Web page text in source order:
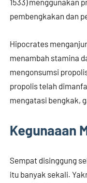
1533) menggunakan
pembengkakan dan
Hipocrates
menambah stamina
mengonsumsi
propolis telah
mengatasi bengkak,
Kegunaaan
Sempat disinggung
itu banyak sekali.